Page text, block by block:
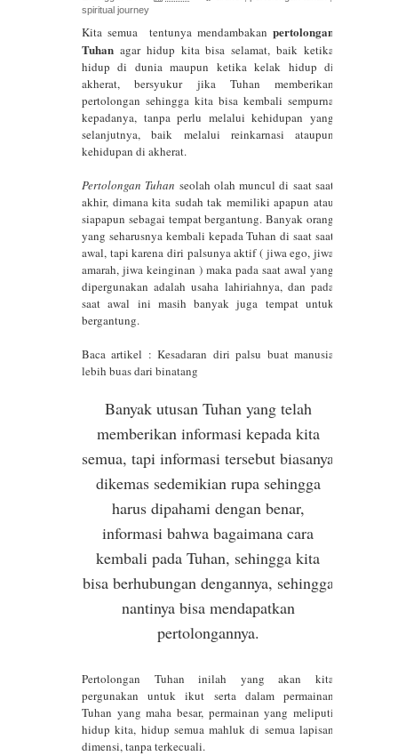
Sejati
Rileksasi Energi 2.0 Gerak Kosmik
7777: Portal Diri Sejati dan
Perjalanan Jiwa di Mikro-
Makrokosmos
Kelas Gmeet Juli 2025 - Sinergi
Kosmik: Memanfaatkan Teknologi
Jiwa dan Energi Vega untuk
Kehidupan Bermakna
Kabur Aja Dulu! Jurus Sakti Nan
Konyol Demi Jiwa Tenang dan
Kesehatan Mental serta Kewarasan
yang Hakiki
516.863: Kejutan Electro Tacyon
Jalur Arcturus yang
Menghancurkan Ilusi Penguasa
Bumi dan Membebaskan Diri Sejati
Kabur Aja Dulu ke Jiwa Tenang!
Rahasia Terlarang Yang
spiritual journey
Kita semua tentunya mendambakan pertolongan
Tuhan agar hidup kita bisa selamat, baik ketika
hidup di dunia maupun ketika kelak hidup di
akherat, bersyukur jika Tuhan memberikan
pertolongan sehingga kita bisa kembali sempurna
kepadanya, tanpa perlu melalui kehidupan yang
selanjutnya, baik melalui reinkarnasi ataupun
kehidupan di akherat.
Pertolongan Tuhan seolah olah muncul di saat saat
akhir, dimana kita sudah tak memiliki apapun atau
siapapun sebagai tempat bergantung. Banyak orang
yang seharusnya kembali kepada Tuhan di saat saat
awal, tapi karena diri palsunya aktif ( jiwa ego, jiwa
amarah, jiwa keinginan ) maka pada saat awal yang
dipergunakan adalah usaha lahiriahnya, dan pada
saat awal ini masih banyak juga tempat untuk
bergantung.
Baca artikel :Kesadaran diri palsu buat manusia
lebih buas dari binatang
Banyak utusan Tuhan yang telah
memberikan informasi kepada kita
semua, tapi informasi tersebut biasanya
dikemas sedemikian rupa sehingga
harus dipahami dengan benar,
informasi bahwa bagaimana cara
kembali pada Tuhan, sehingga kita
bisa berhubungan dengannya, sehingga
nantinya bisa mendapatkan
pertolongannya.
Pertolongan Tuhan inilah yang akan kita
pergunakan untuk ikut serta dalam permainan
Tuhan yang maha besar, permainan yang meliputi
hidup kita, hidup semua mahluk di semua lapisan
dimensi, tanpa terkecuali.